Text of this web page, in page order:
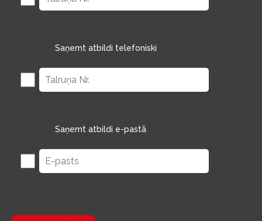
Saņemt atbildi telefoniski
Saņemt atbildi e-pastā